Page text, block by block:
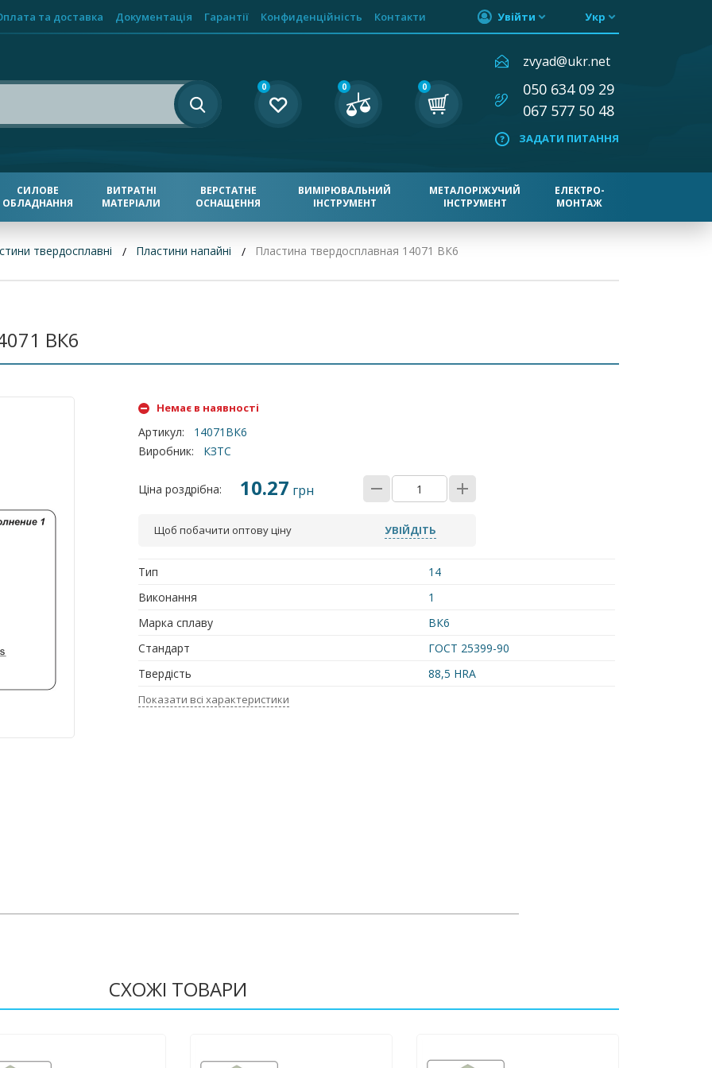
та доставка Документація Гарантії Конфиденційність Контакти Увійти Укр
0 0 0
zvyad@ukr.net
050 634 09 29
067 577 50 48
ЗАДАТИ ПИТАННЯ
СИЛОВЕ
ОБЛАДНАННЯ
ВИТРАТНІ
МАТЕРІАЛИ
ВЕРСТАТНЕ
ОСНАЩЕННЯ
ВИМІРЮВАЛЬНИЙ
ІНСТРУМЕНТ
МЕТАЛОРІЖУЧИЙ
ІНСТРУМЕНТ
ЕЛЕКТРО-
МОНТАЖ
твердосплавні Пластини напайні Пластина твердосплавная 14071 ВК6
ВК6
Немає в наявності
Артикул:
14071ВК6
Виробник: КЗТС
Ціна роздрібна: 10.27 грн
Щоб побачити оптову ціну УВІЙДІТЬ
Тип
14
Виконання
1
Марка сплаву
ВК6
Стандарт
ГОСТ 25399-90
Твердість
88,5 HRA
Показати всі характеристики
СХОЖІ ТОВАРИ